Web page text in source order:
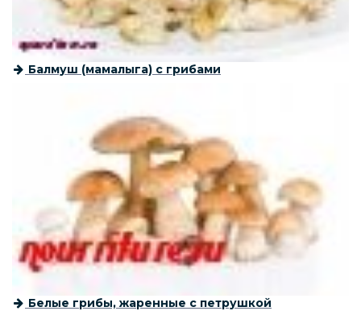
Балмуш (мамалыга) с грибами
Белые грибы, жаренные с петрушкой